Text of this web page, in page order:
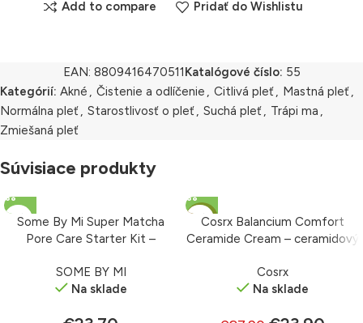
Add to compare Pridať do Wishlistu
EAN: 8809416470511Katalógové číslo: 55
Kategórií: Akné , Čistenie a odlíčenie , Citlivá pleť, Mastná pleť,
Normálna pleť, Starostlivosť o pleť, Suchá pleť, Trápi ma ,
Zmiešaná pleť
Súvisiace produkty
Some By Mi Super Matcha
Pore Care Starter Kit –
SOME BY MI
Na sklade
-14%
Cosrx Balancium Comfort
Ceramide Cream – ceramidový
Cosrx
Na sklade